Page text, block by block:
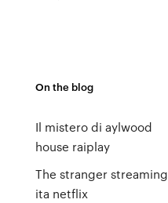
On the blog
Il mistero di aylwood
house raiplay
The stranger streaming
ita netflix